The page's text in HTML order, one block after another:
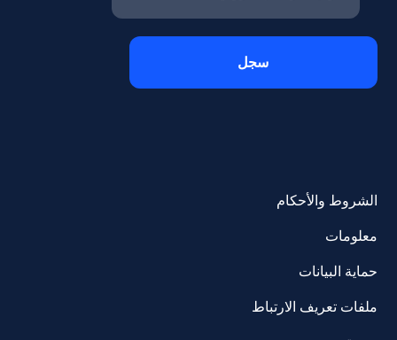
الشروط والأحكام
معلومات
حماية البيانات
ملفات تعريف الارتباط